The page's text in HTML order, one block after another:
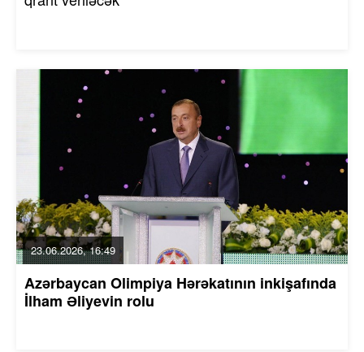
23.06.2026, 16:49
Azərbaycan Olimpiya Hərəkatının inkişafında
İlham Əliyevin rolu